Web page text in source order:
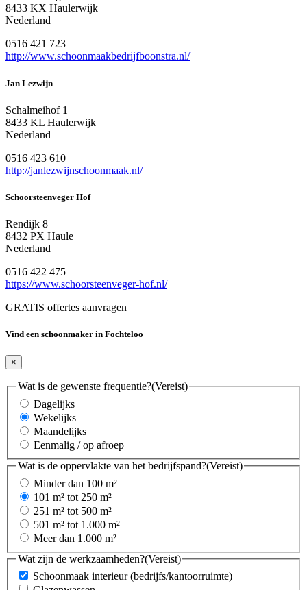
8433 KX Haulerwijk
Nederland
0516 421 723
http://www.schoonmaakbedrijfboonstra.nl/
Jan Lezwijn
Schalmeihof 1
8433 KL Haulerwijk
Nederland
0516 423 610
http://janlezwijnschoonmaak.nl/
Schoorsteenveger Hof
Rendijk 8
8432 PX Haule
Nederland
0516 422 475
https://www.schoorsteenveger-hof.nl/
GRATIS offertes aanvragen
Vind een schoonmaker in Fochteloo
×
Wat is de gewenste frequentie?(Vereist)
Dagelijks
Wekelijks
Maandelijks
Eenmalig / op afroep
Wat is de oppervlakte van het bedrijfspand?(Vereist)
Minder dan 100 m²
101 m² tot 250 m²
251 m² tot 500 m²
501 m² tot 1.000 m²
Meer dan 1.000 m²
Wat zijn de werkzaamheden?(Vereist)
Schoonmaak interieur (bedrijfs/kantoorruimte)